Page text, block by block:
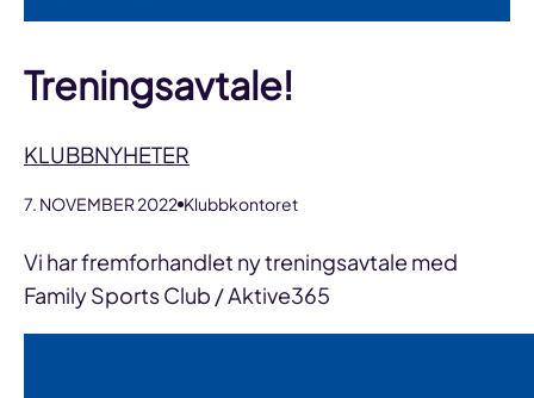
Treningsavtale!
KLUBBNYHETER
7. NOVEMBER 2022 Klubbkontoret
Vi har fremforhandlet ny treningsavtale med
Family Sports Club / Aktive365